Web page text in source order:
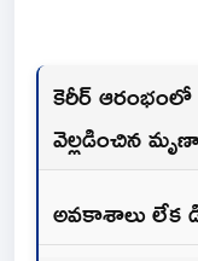
కెరీర్ ఆరంభంలో
వెల్లడించిన
అవకాశాలు లేక